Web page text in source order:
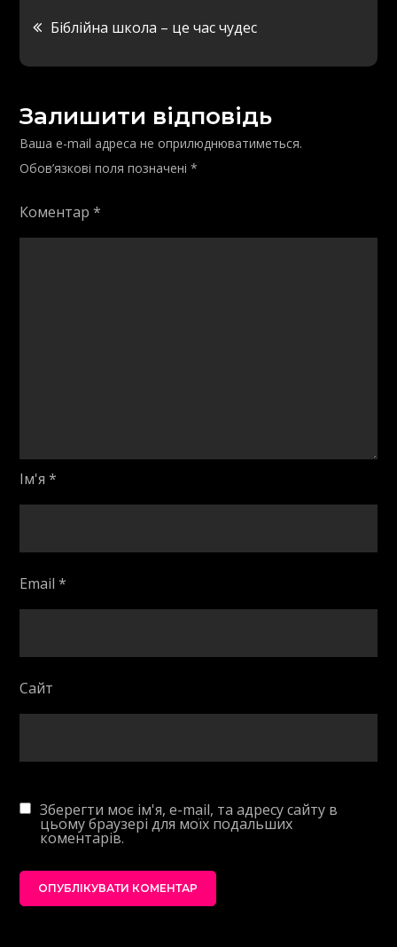
Навігація
записів
Біблійна школа – це час чудес
Залишити відповідь
Ваша e-mail адреса не оприлюднюватиметься.
Обов’язкові поля позначені*
Коментар*
Ім'я*
Email*
Сайт
Зберегти моє ім'я, e-mail, та адресу сайту в
цьому браузері для моїх подальших
коментарів.